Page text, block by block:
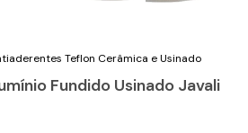
Teflon Cerâmica e Usinado
Fundido Usinado Javali